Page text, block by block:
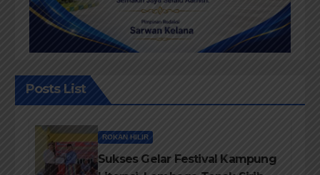
Posts List
ROKAN HILIR
Sukses Gelar Festival Kampung